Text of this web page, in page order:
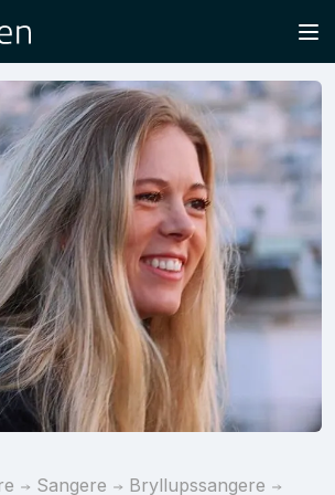
Sangere
Bryllupssangere